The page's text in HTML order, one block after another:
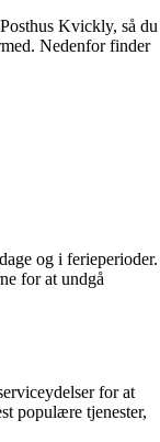
Kvickly, så du
Nedenfor finder
og i ferieperioder.
for at undgå
for at
populære tjenester,